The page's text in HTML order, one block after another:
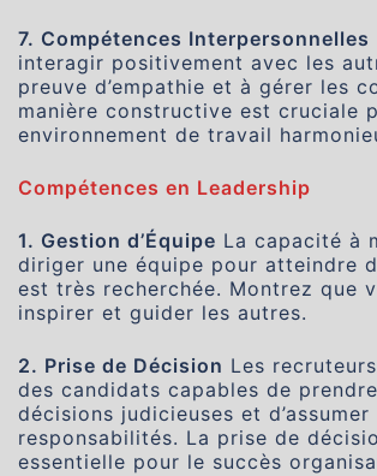
7. Compétences Interpersonnelles
interagir positivement avec les
preuve d’empathie et à gérer les
manière constructive est cruciale
environnement de travail
Compétences en Leadership
1. Gestion d’Équipe La capacité à
diriger une équipe pour atteindre
est très recherchée. Montrez que
inspirer et guider les autres.
2. Prise de Décision Les
des candidats capables de
décisions judicieuses et d’assumer
responsabilités. La prise de
essentielle pour le succès